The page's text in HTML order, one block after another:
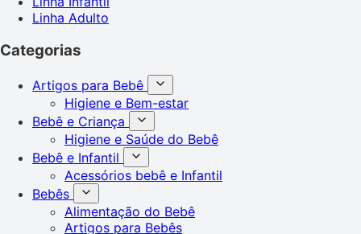
Linha Adulto
Categorias
Artigos para Bebê
Higiene e Bem-estar
Bebê e Criança
Higiene e Saúde do Bebê
Bebê e Infantil
Acessórios bebê e Infantil
Bebês
Alimentação do Bebê
Artigos para Bebês